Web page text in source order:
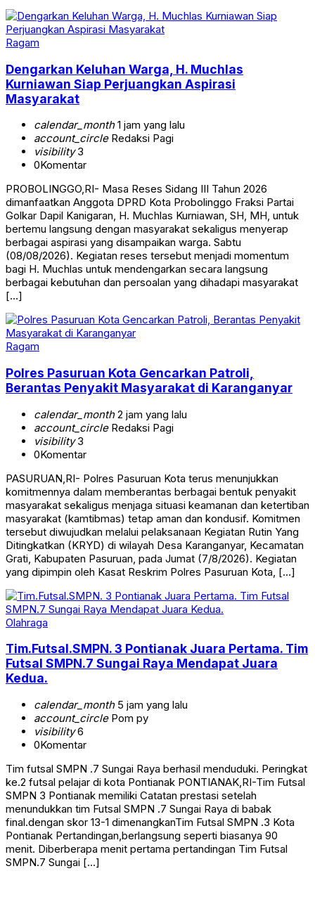
Ragam
Dengarkan Keluhan Warga, H. Muchlas
Kurniawan Siap Perjuangkan Aspirasi
Masyarakat
calendar_month1 jam yang lalu
account_circleRedaksi Pagi
visibility3
0Komentar
PROBOLINGGO,RI- Masa Reses Sidang III Tahun 2026
dimanfaatkan Anggota DPRD Kota Probolinggo Fraksi Partai
Golkar Dapil Kanigaran, H. Muchlas Kurniawan, SH, MH, untuk
bertemu langsung dengan masyarakat sekaligus menyerap
berbagai aspirasi yang disampaikan warga. Sabtu
(08/08/2026). Kegiatan reses tersebut menjadi momentum
bagi H. Muchlas untuk mendengarkan secara langsung
berbagai kebutuhan dan persoalan yang dihadapi masyarakat
[…]
Ragam
Polres Pasuruan Kota Gencarkan Patroli,
Berantas Penyakit Masyarakat di Karanganyar
calendar_month2 jam yang lalu
account_circleRedaksi Pagi
visibility3
0Komentar
PASURUAN,RI- Polres Pasuruan Kota terus menunjukkan
komitmennya dalam memberantas berbagai bentuk penyakit
masyarakat sekaligus menjaga situasi keamanan dan ketertiban
masyarakat (kamtibmas) tetap aman dan kondusif. Komitmen
tersebut diwujudkan melalui pelaksanaan Kegiatan Rutin Yang
Ditingkatkan (KRYD) di wilayah Desa Karanganyar, Kecamatan
Grati, Kabupaten Pasuruan, pada Jumat (7/8/2026). Kegiatan
yang dipimpin oleh Kasat Reskrim Polres Pasuruan Kota, […]
Olahraga
Tim.Futsal.SMPN. 3 Pontianak Juara Pertama. Tim
Futsal SMPN.7 Sungai Raya Mendapat Juara
Kedua.
calendar_month5 jam yang lalu
account_circlePom py
visibility6
0Komentar
Tim futsal SMPN .7 Sungai Raya berhasil menduduki. Peringkat
ke.2 futsal pelajar di kota Pontianak PONTIANAK,RI-Tim Futsal
SMPN 3 Pontianak memiliki Catatan prestasi setelah
menundukkan tim Futsal SMPN .7 Sungai Raya di babak
final.dengan skor 13-1 dimenangkanTim Futsal SMPN .3 Kota
Pontianak Pertandingan,berlangsung seperti biasanya 90
menit. Diberberapa menit pertama pertandingan Tim Futsal
SMPN.7 Sungai […]